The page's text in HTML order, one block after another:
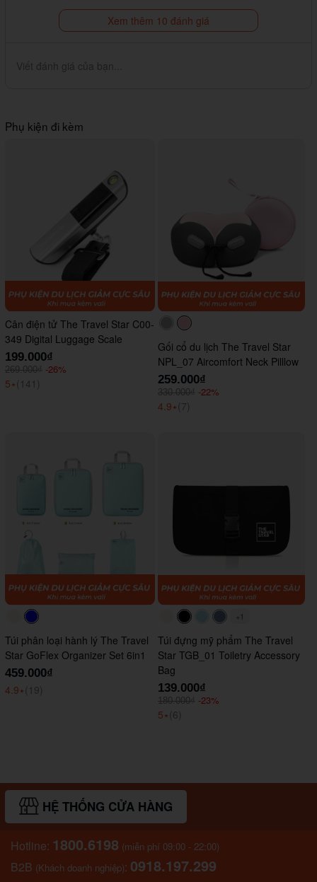
Xem thêm 10 đánh giá
Viết đánh giá của bạn...
Phụ kiện đi kèm
Cân điện tử The Travel Star C00-
349 Digital Luggage Scale
199.000₫
269.000₫ -26%
5⭑ (141)
#acacac#ffc0cb
Gối cổ du lịch The Travel Star
NPL_07 Aircomfort Neck Pilllow
259.000₫
330.000₫ -22%
4.9⭑ (7)
#faf0e6
Túi phân loại hành lý The Travel
Star GoFlex Organizer Set 6in1
459.000₫
4.9⭑ (19)
#faf0e6#000000#ADD8E6
#647290
+1
Túi đựng mỹ phẩm The Travel
Star TGB_01 Toiletry Accessory
Bag
139.000₫
180.000₫ -23%
5⭑ (6)
HỆ THỐNG CỬA HÀNG
Hotline: 1800.6198 (miễn phí 09:00 - 22:00)
B2B (Khách doanh nghiệp): 0918.197.299